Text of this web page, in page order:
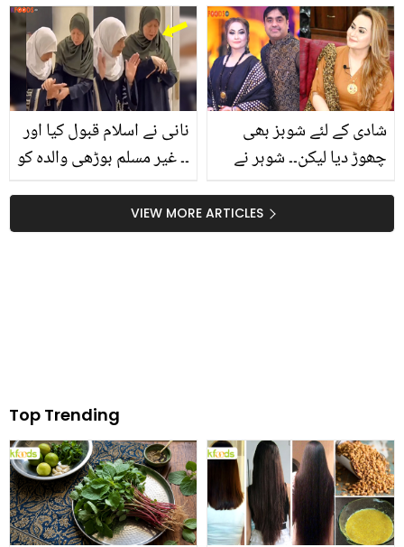
استعمال کس طرح کیا کہ
یہ بالکل بدل گیا؟ جانیئے
مداح جذباتی ہوگیا! ماہرہ
خان نے کیا کیا؟
نانی نے اسلام قبول کیا اور
۔۔ غیر مسلم بوڑھی والدہ کو
پڑھانا سکھا رہی ہے؟
خوبصورت ویڈیو
شادی کے لئے شوبز بھی
چھوڑ دیا لیکن۔۔ شوہر نے
VIEW MORE ARTICLES
Top Trending